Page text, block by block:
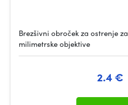
Brezšivni obroček za ostrenje
milimetrske objektive
2.4 €